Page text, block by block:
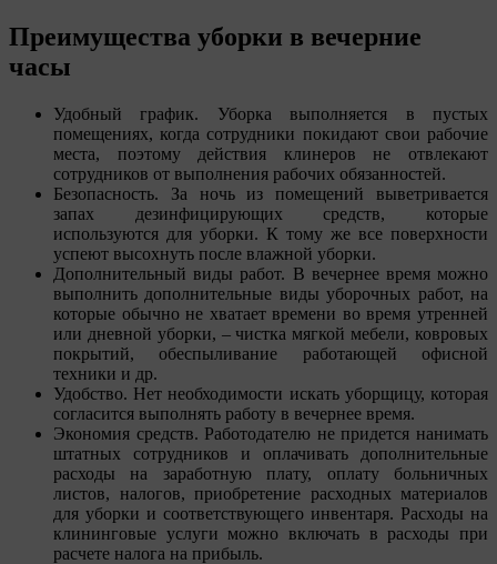
Преимущества уборки в вечерние
часы
Удобный график. Уборка выполняется в пустых
помещениях, когда сотрудники покидают свои рабочие
места, поэтому действия клинеров не отвлекают
сотрудников от выполнения рабочих обязанностей.
Безопасность. За ночь из помещений выветривается
запах дезинфицирующих средств, которые
используются для уборки. К тому же все поверхности
успеют высохнуть после влажной уборки.
Дополнительный виды работ. В вечернее время можно
выполнить дополнительные виды уборочных работ, на
которые обычно не хватает времени во время утренней
или дневной уборки, – чистка мягкой мебели, ковровых
покрытий, обеспыливание работающей офисной
техники и др.
Удобство. Нет необходимости искать уборщицу, которая
согласится выполнять работу в вечернее время.
Экономия средств. Работодателю не придется нанимать
штатных сотрудников и оплачивать дополнительные
расходы на заработную плату, оплату больничных
листов, налогов, приобретение расходных материалов
для уборки и соответствующего инвентаря. Расходы на
клининговые услуги можно включать в расходы при
расчете налога на прибыль.